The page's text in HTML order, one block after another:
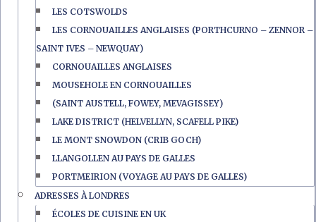
LES COTSWOLDS
LES CORNOUAILLES ANGLAISES (PORTHCURNO – ZENNOR –
SAINT IVES – NEWQUAY)
CORNOUAILLES ANGLAISES
MOUSEHOLE EN CORNOUAILLES
(SAINT AUSTELL, FOWEY, MEVAGISSEY)
LAKE DISTRICT (HELVELLYN, SCAFELL PIKE)
LE MONT SNOWDON (CRIB GOCH)
LLANGOLLEN AU PAYS DE GALLES
PORTMEIRION (VOYAGE AU PAYS DE GALLES)
ADRESSES À LONDRES
ÉCOLES DE CUISINE EN UK